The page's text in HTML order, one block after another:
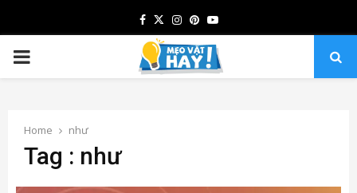
Facebook
TwitterInstagram
Pinterest
Youtube
PRIMARY
Home như
Tag : như